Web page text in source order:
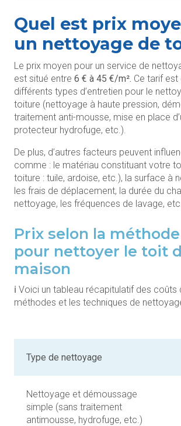
Quel est prix
un nettoyage de
Le prix moyen pour un service de
est situé entre 6 € à 45 €/m². Ce tarif est
différents types d’entretien pour le
toiture (nettoyage à haute pression,
traitement anti-mousse, mise en place
protecteur hydrofuge, etc.).
De plus, d’autres facteurs peuvent
comme : le matériau constituant votre
toiture : tuile, ardoise, etc.), la surface à
les frais de déplacement, la durée du
nettoyage, les fréquences de lavage, etc.
Prix selon la
pour nettoyer le toit
maison
ℹ️ Voici un tableau récapitulatif des coûts
méthodes et les techniques de
Type de nettoyage
Nettoyage et démoussage
simple (sans traitement
antimousse, hydrofuge, etc.)